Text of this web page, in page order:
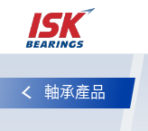
軸承產品